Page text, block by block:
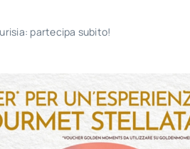
partecipa subito!